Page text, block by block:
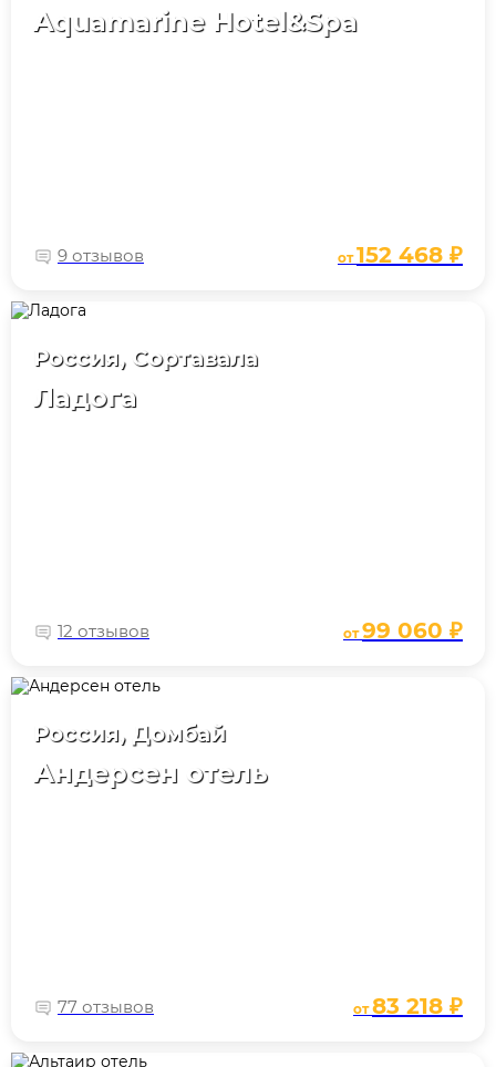
Aquamarine Hotel&Spa
9 отзывов от152 468 ₽
Россия, Сортавала
Ладога
12 отзывов от99 060 ₽
Россия, Домбай
Андерсен отель
77 отзывов от83 218 ₽